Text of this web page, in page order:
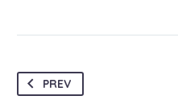
PREV